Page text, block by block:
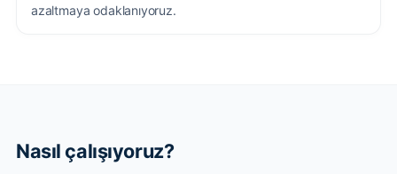
azaltmaya odaklanıyoruz.
Nasıl çalışıyoruz?